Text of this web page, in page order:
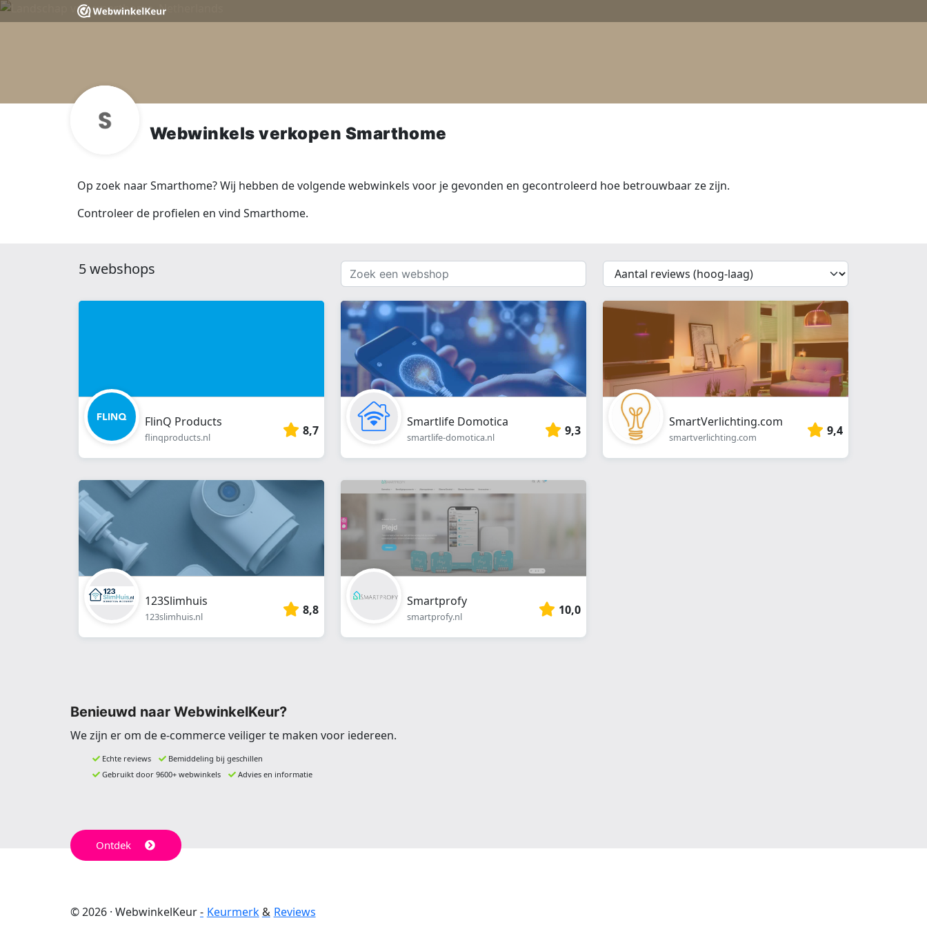
Webwinkels verkopen Smarthome
Op zoek naar Smarthome? Wij hebben de volgende webwinkels voor je gevonden en gecontroleerd hoe betrouwbaar ze zijn.
Controleer de profielen en vind Smarthome.
5 webshops
Zoek
een
webshop
{{
__('Sort')
}}
FlinQ Products
flinqproducts.nl 8,7
Smartlife Domotica
smartlife-domotica.nl 9,3
SmartVerlichting.com
smartverlichting.com 9,4
123Slimhuis
123slimhuis.nl 8,8
Smartprofy
smartprofy.nl 10,0
Benieuwd naar WebwinkelKeur?
We zijn er om de e-commerce veiliger te maken voor iedereen.
Echte reviews
Bemiddeling bij geschillen
Gebruikt door 9600+ webwinkels
Advies en informatie
Ontdek
© 2026 · WebwinkelKeur Keurmerk Reviews